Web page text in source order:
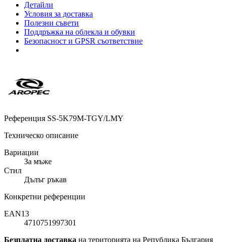
Детайли
Условия за доставка
Полезни съвети
Поддръжка на облекла и обувки
Безопасност и GPSR съответствие
Референция SS-5K79M-TGY/LMY
Техническо описание
Вариации
За мъже
Стил
Дълъг ръкав
Конкретни референции
EAN13
4710751997301
Безплатна доставка на територията на Република България